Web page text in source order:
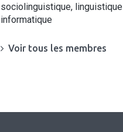
sociolinguistique, linguistique
informatique
Voir tous les membres